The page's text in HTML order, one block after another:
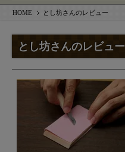
HOME とし坊さんのレビュー
とし坊さんのレビュー